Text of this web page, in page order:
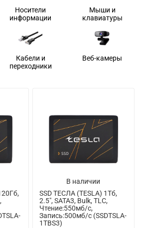
Носители
информации
Мыши и
клавиатуры
Кабели и
переходники
Веб-камеры
В наличии
SSD ТЕСЛА (TESLA) 1Тб,
2.5", SATA3, Bulk, TLC,
Чтение:550мб/с,
Запись:500мб/с (SSDTSLA-
1TBS3)